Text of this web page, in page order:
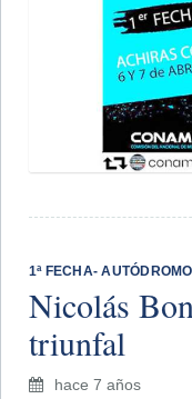
1ª FECHA-
Nicolás
triunfal
hace 7 años